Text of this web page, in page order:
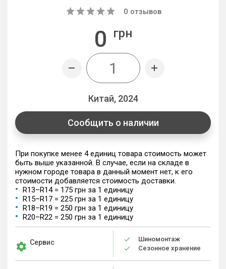
0 отзывов
0 грн
Китай, 2024
Сообщить о наличии
При покупке менее 4 единиц товара стоимость может
быть выше указанной. В случае, если на складе в
нужном городе товара в данный момент нет, к его
стоимости добавляется стоимость доставки.
R13–R14 = 175 грн за 1 единицу
R15–R17 = 225 грн за 1 единицу
R18–R19 = 250 грн за 1 единицу
R20–R22 = 250 грн за 1 единицу
Сервис
Шиномонтаж
Сезонное хранение